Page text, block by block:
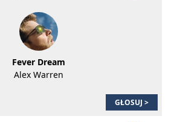
Fever Dream
Alex Warren
GŁOSUJ >